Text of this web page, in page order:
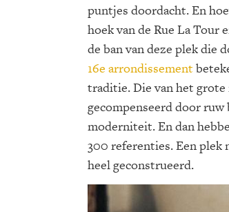
puntjes doordacht. En
hoek van de Rue La Tour
de ban van deze plek die
16e arrondissement
traditie. Die van het
gecompenseerd door
moderniteit. En dan
300 referenties. Een plek
heel geconstrueerd.